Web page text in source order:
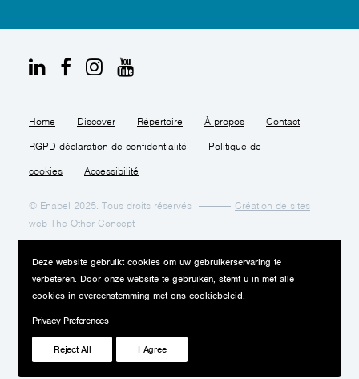
Home Discover Répertoire À propos Contact
RGPD déclaration de confidentialité Politique de
cookies Accessibilité
© Enabel 2025. Tous droits réservés
Création de sites
web The Other Concept
Deze website gebruikt cookies om uw gebruikerservaring te
verbeteren. Door onze website te gebruiken, stemt u in met alle
cookies in overeenstemming met ons cookiebeleid.
Privacy Preferences
Reject All I Agree